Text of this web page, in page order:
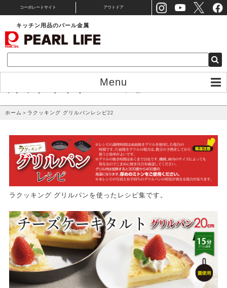
コーポレートサイト アウトドア
キッチン用品のパール金属
Menu
ホーム ＞ ラクッキング グリルパンレシピ22
ラクッキング グリルパンを使ったレシピ集です。